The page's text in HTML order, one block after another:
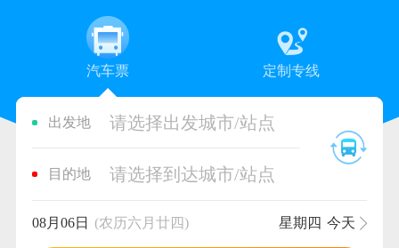
汽车票 定制专线
出发地 请选择出发城市/站点
目的地 请选择到达城市/站点
08月06日 (农历六月廿四) 星期四 今天